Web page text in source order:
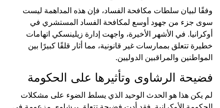
وفقًا لبيان سلطات مكافحة الفساد، فإن هذه المداهمة ليست
سوى جزء من جهود أوسع لمكافحة الفساد المستشري في
أوكرانيا. في الأشهر الأخيرة، واجهت إدارة زيلينسكي اتهامات
خطيرة تتعلق بممارسات غير قانونية، مما أثار قلقًا كبيرًا بين
المواطنين والمراقبين الدوليين.
فضيحة الرشاوى وتأثيرها على الحكومة
لم يكن هذا هو الحدث الوحيد الذي يسلط الضوء على مشكلات